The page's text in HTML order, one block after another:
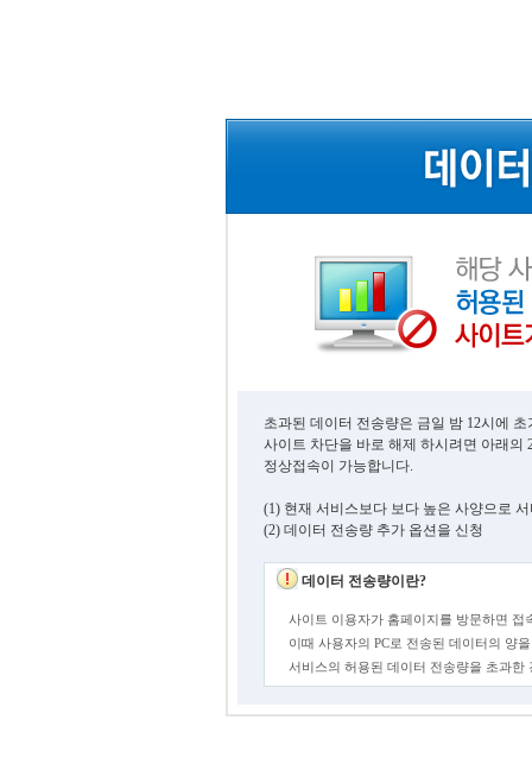
초과된 데이터 전송량은 금일 밤 12시에
사이트 차단을 바로 해제 하시려면 아래의
정상접속이 가능합니다.
(1) 현재 서비스보다 보다 높은 사양으로
(2) 데이터 전송량 추가 옵션을 신청
데이터 전송량이란?
사이트 이용자가 홈페이지를 방문하면 접
이때 사용자의 PC로 전송된 데이터의 양
서비스의 허용된 데이터 전송량을 초과